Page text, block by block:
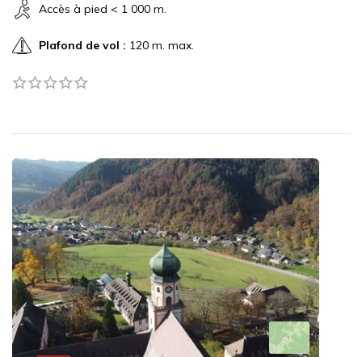
Accès à pied < 1 000 m.
Plafond de vol : 120 m. max.